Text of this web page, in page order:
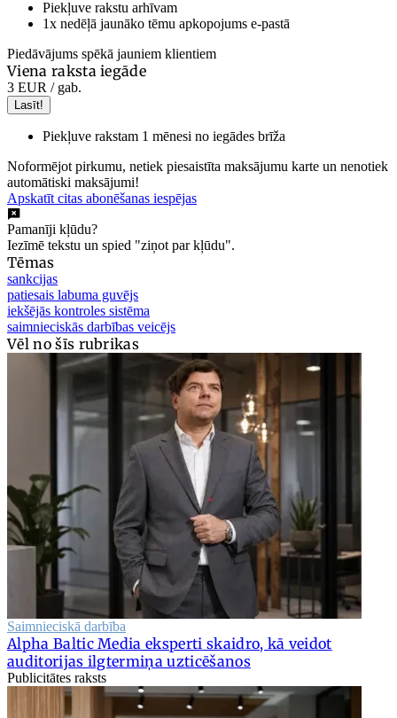
Piekļuve rakstu arhīvam
1x nedēļā jaunāko tēmu apkopojums e-pastā
Piedāvājums spēkā jauniem klientiem
Viena raksta iegāde
3 EUR / gab.
Lasīt!
Piekļuve rakstam 1 mēnesi no iegādes brīža
Noformējot pirkumu, netiek piesaistīta maksājumu karte un nenotiek
automātiski maksājumi!
Apskatīt citas abonēšanas iespējas
Pamanīji kļūdu?
Iezīmē tekstu un spied "ziņot par kļūdu".
Tēmas
sankcijas
patiesais labuma guvējs
iekšējās kontroles sistēma
saimnieciskās darbības veicējs
Vēl no šīs rubrikas
Saimnieciskā darbība
Alpha Baltic Media eksperti skaidro, kā veidot
auditorijas ilgtermiņa uzticēšanos
Publicitātes raksts